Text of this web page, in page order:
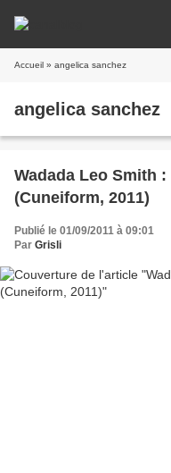
Accueil » angelica sanchez
angelica sanchez
Wadada Leo Smith
(Cuneiform, 2011)
Publié le 01/09/2011 à 09:01
Par Grisli